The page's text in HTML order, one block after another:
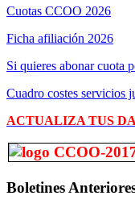
Cuotas CCOO 2026
Ficha afiliación 2026
Si quieres abonar cuota
Cuadro costes servicios
ACTUALIZA TUS
Boletines